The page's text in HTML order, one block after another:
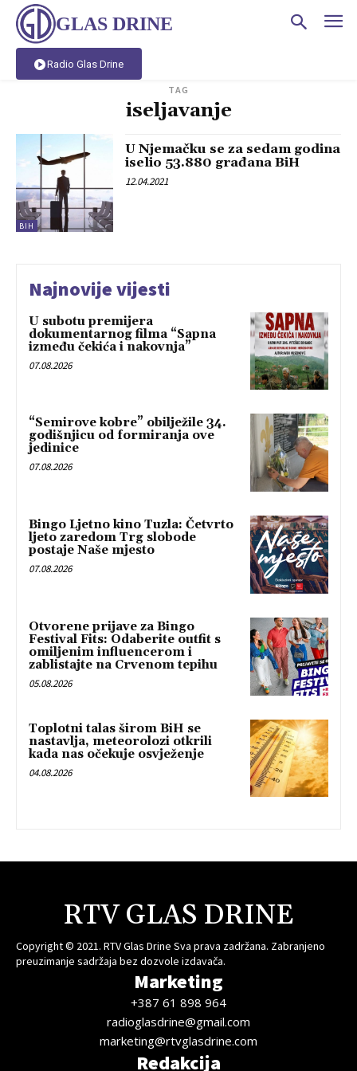
GLAS DRINE
Radio Glas Drine
TAG
iseljavanje
BIH
U Njemačku se za sedam godina
iselio 53.880 građana BiH
12.04.2021
Najnovije vijesti
U subotu premijera
dokumentarnog filma “Sapna
između čekića i nakovnja”
07.08.2026
“Semirove kobre” obilježile 34.
godišnjicu od formiranja ove
jedinice
07.08.2026
Bingo Ljetno kino Tuzla: Četvrto
ljeto zaredom Trg slobode
postaje Naše mjesto
07.08.2026
Otvorene prijave za Bingo
Festival Fits: Odaberite outfit s
omiljenim influencerom i
zablistajte na Crvenom tepihu
05.08.2026
Toplotni talas širom BiH se
nastavlja, meteorolozi otkrili
kada nas očekuje osvježenje
04.08.2026
RTV GLAS DRINE
Copyright © 2021. RTV Glas Drine Sva prava zadržana. Zabranjeno
preuzimanje sadržaja bez dozvole izdavača.
Marketing
+387 61 898 964
radioglasdrine@gmail.com
marketing@rtvglasdrine.com
Redakcija